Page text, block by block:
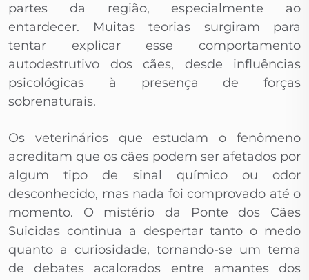
partes da região, especialmente ao
entardecer. Muitas teorias surgiram para
tentar explicar esse comportamento
autodestrutivo dos cães, desde influências
psicológicas à presença de forças
sobrenaturais.
Os veterinários que estudam o fenômeno
acreditam que os cães podem ser afetados por
algum tipo de sinal químico ou odor
desconhecido, mas nada foi comprovado até o
momento. O mistério da Ponte dos Cães
Suicidas continua a despertar tanto o medo
quanto a curiosidade, tornando-se um tema
de debates acalorados entre amantes dos